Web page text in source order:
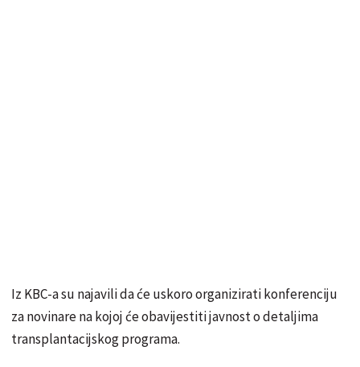
​Iz KBC​-a su najavili da će uskoro organizirati konferenciju
za novinare na kojoj će obavijestit​i javnost o detaljima
transplantacijskog programa.